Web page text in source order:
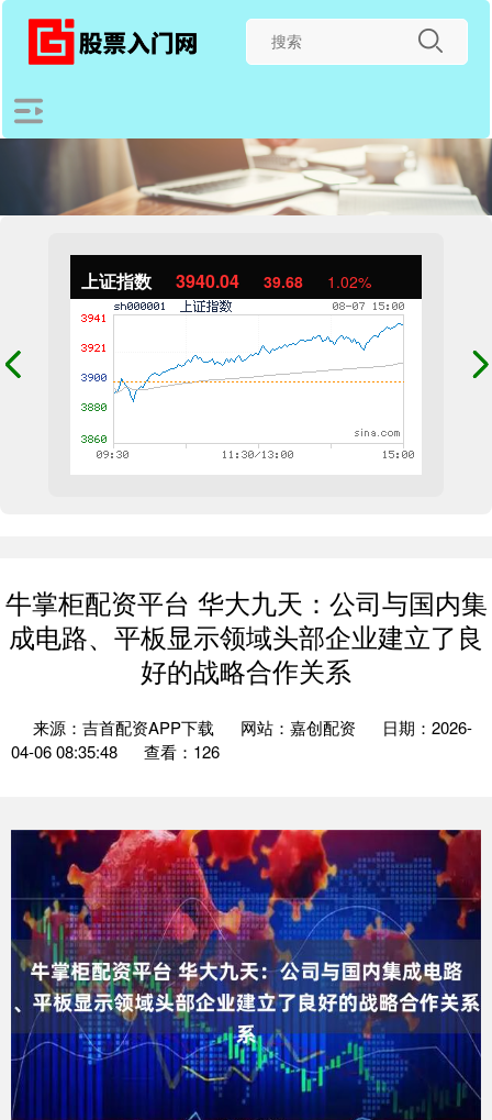
上证指数 3940.04 39.68 1.02%
牛掌柜配资平台 华大九天：公司与国内集
成电路、平板显示领域头部企业建立了良
好的战略合作关系
来源：吉首配资APP下载 网站：嘉创配资
日期：2026-
04-06 08:35:48
查看：126